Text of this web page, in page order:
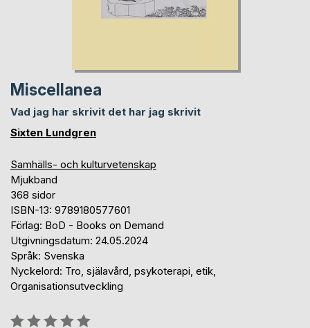
Miscellanea
Vad jag har skrivit det har jag skrivit
Sixten Lundgren
Samhälls- och kulturvetenskap
Mjukband
368 sidor
ISBN-13: 9789180577601
Förlag: BoD - Books on Demand
Utgivningsdatum: 24.05.2024
Språk: Svenska
Nyckelord: Tro, själavård, psykoterapi, etik,
Organisationsutveckling
Betyg::